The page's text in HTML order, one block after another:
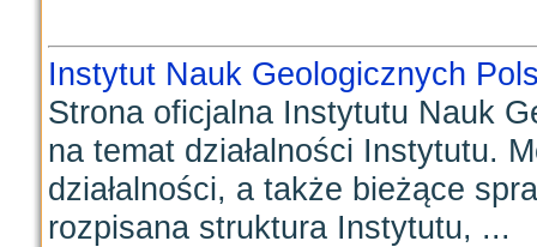
Instytut Nauk Geologicznych
Strona oficjalna Instytutu Nauk
na temat działalności Instytutu.
działalności, a także bieżące
rozpisana struktura Instytutu, ...